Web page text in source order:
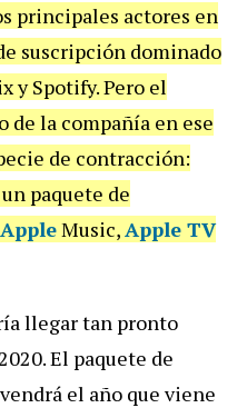
principales actores en
suscripción dominado
y Spotify. Pero el
la compañía en ese
de contracción:
paquete de
AppleMusic,Apple TV
llegar tan pronto
El paquete de
el año que viene